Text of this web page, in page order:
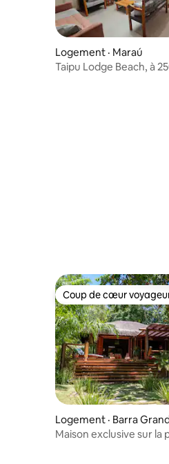
Logement · Maraú
Taipu Lodge Beach, à
Coup de cœur
Coup de cœur
Logement · Barra
Maison exclusive sur la